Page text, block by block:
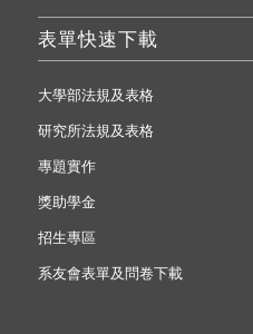
表單快速下載
大學部法規及表格
研究所法規及表格
專題實作
獎助學金
招生專區
系友會表單及問卷下載